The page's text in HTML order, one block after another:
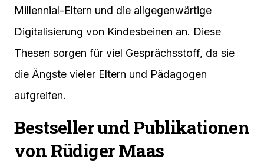
Millennial-Eltern und die allgegenwärtige
Digitalisierung von Kindesbeinen an. Diese
Thesen sorgen für viel Gesprächsstoff, da sie
die Ängste vieler Eltern und Pädagogen
aufgreifen.
Bestseller und Publikationen
von Rüdiger Maas